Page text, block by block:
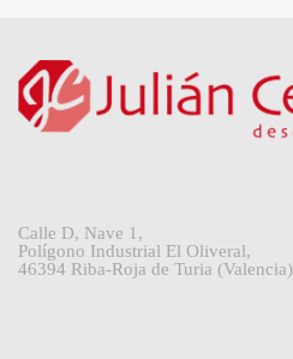
Calle D, Nave 1,
Polígono Industrial El Oliveral,
46394 Riba-Roja de Turia (Valencia)